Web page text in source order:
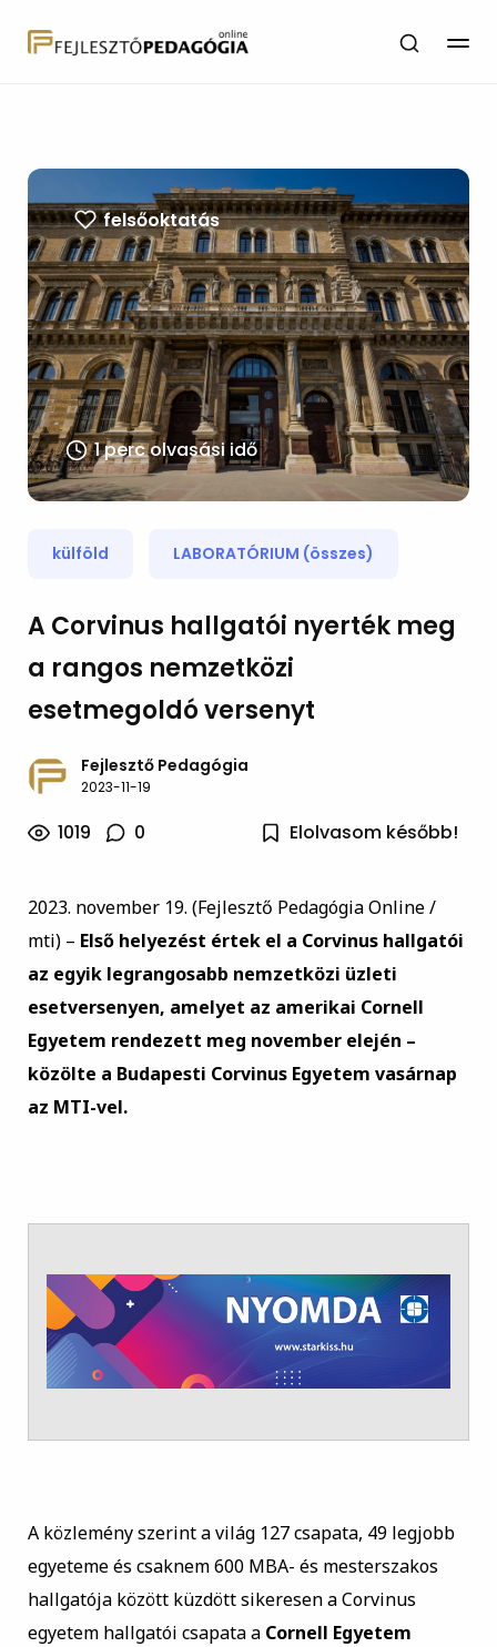
felsőoktatás
1 perc olvasási idő
külföld LABORATÓRIUM (összes)
A Corvinus hallgatói nyerték meg
a rangos nemzetközi
esetmegoldó versenyt
Fejlesztő Pedagógia
2023-11-19
1019 0 Elolvasom később!
2023. november 19. (Fejlesztő Pedagógia Online /
mti) – Első helyezést értek el a Corvinus hallgatói
az egyik legrangosabb nemzetközi üzleti
esetversenyen, amelyet az amerikai Cornell
Egyetem rendezett meg november elején –
közölte a Budapesti Corvinus Egyetem vasárnap
az MTI-vel.
A közlemény szerint a világ 127 csapata, 49 legjobb
egyeteme és csaknem 600 MBA- és mesterszakos
hallgatója között küzdött sikeresen a Corvinus
egyetem hallgatói csapata a Cornell Egyetem